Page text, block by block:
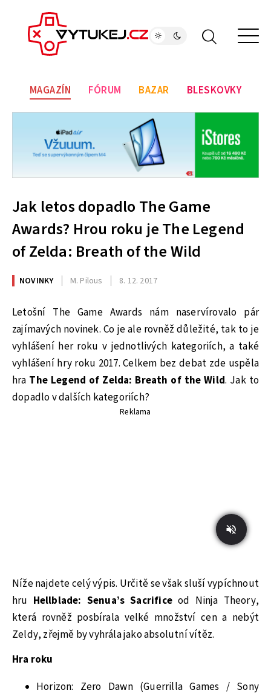
MAGAZÍN FÓRUM BAZAR BLESKOVKY
Jak letos dopadlo The Game
Awards? Hrou roku je The Legend
of Zelda: Breath of the Wild
NOVINKY M. Pilous 8. 12. 2017
Letošní The Game Awards nám naservírovalo pár
zajímavých novinek. Co je ale rovněž důležité, tak to je
vyhlášení her roku v jednotlivých kategoriích, a také
vyhlášení hry roku 2017. Celkem bez debat zde uspěla
hra The Legend of Zelda: Breath of the Wild. Jak to
dopadlo v dalších kategoriích?
Reklama
Níže najdete celý výpis. Určitě se však sluší vypíchnout
hru Hellblade: Senua’s Sacrifice od Ninja Theory,
která rovněž posbírala velké množství cen a nebýt
Zeldy, zřejmě by vyhrála jako absolutní vítěz.
Hra roku
Horizon: Zero Dawn (Guerrilla Games / Sony